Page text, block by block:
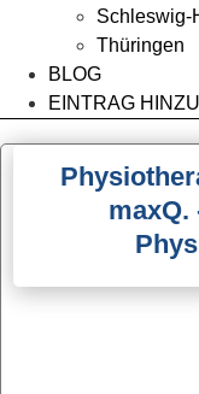
Schleswig-
Thüringen
BLOG
EINTRAG
maxQ.